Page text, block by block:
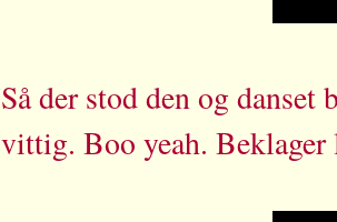
Så der stod den og
vittig. Boo yeah. Beklager